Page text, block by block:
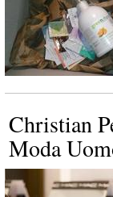
Christian
Moda